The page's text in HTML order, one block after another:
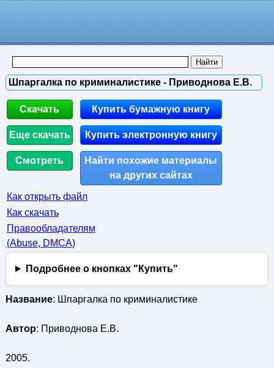
Шпаргалка по криминалистике - Приводнова Е.В.
Скачать
Еще скачать
Смотреть
Купить бумажную книгу
Купить электронную книгу
Найти похожие материалы
на других сайтах
Как открыть файл
Как скачать
Правообладателям
(Abuse, DMСA)
Подробнее о кнопках "Купить"
Название: Шпаргалка по криминалистике
Автор: Приводнова Е.В.
2005.